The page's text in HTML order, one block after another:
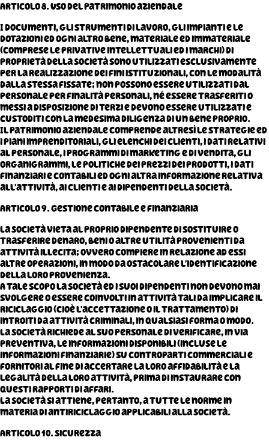
Articolo 8. Uso del patrimonio aziendale
I documenti, gli strumenti di lavoro, gli impianti e le
dotazioni ed ogni altro bene, materiale ed immateriale
(comprese le privative intellettuali ed i marchi) di
proprietà della Società sono utilizzati esclusivamente
per la realizzazione dei fini istituzionali, con le modalità
dalla stessa fissate; non possono essere utilizzati dal
personale per finalità personali, né essere trasferiti o
messi a disposizione di terzi e devono essere utilizzati e
custoditi con la medesima diligenza di un bene proprio.
Il patrimonio aziendale comprende altresì le strategie ed
i piani imprenditoriali, gli elenchi dei clienti, i dati relativi
al personale, i programmi di marketing e di vendita, gli
organigrammi, le politiche dei prezzi dei prodotti, i dati
finanziari e contabili ed ogni altra informazione relativa
all’attività, ai clienti e ai dipendenti della Società.
Articolo 9. Gestione contabile e finanziaria
La Società vieta al proprio dipendente di sostituire o
trasferire denaro, beni o altre utilità provenienti da
attività illecita; ovvero compiere in relazione ad essi
altre operazioni, in modo da ostacolare l’identificazione
della loro provenienza.
A tale scopo la Società ed i suoi dipendenti non devono mai
svolgere o essere coinvolti in attività tali da implicare il
riciclaggio (cioè l’accettazione o il trattamento) di
introiti da attività criminali, in qualsiasi forma o modo.
La Società richiede al suo personale di verificare, in via
preventiva, le informazioni disponibili (incluse le
informazioni finanziarie) su controparti commerciali e
fornitori al fine di accertare la loro affidabilità e la
legalità della loro attività, prima di instaurare con
questi rapporti di affari.
La Società si attiene, pertanto, a tutte le norme in
materia di antiriciclaggio applicabili alla Società.
Articolo 10. Sicurezza